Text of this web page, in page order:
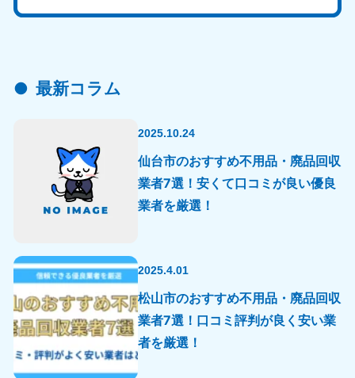
最新コラム
2025.10.24
仙台市のおすすめ不用品・廃品回収
業者7選！安くて口コミが良い優良
業者を厳選！
2025.4.01
松山市のおすすめ不用品・廃品回収
業者7選！口コミ評判が良く安い業
者を厳選！